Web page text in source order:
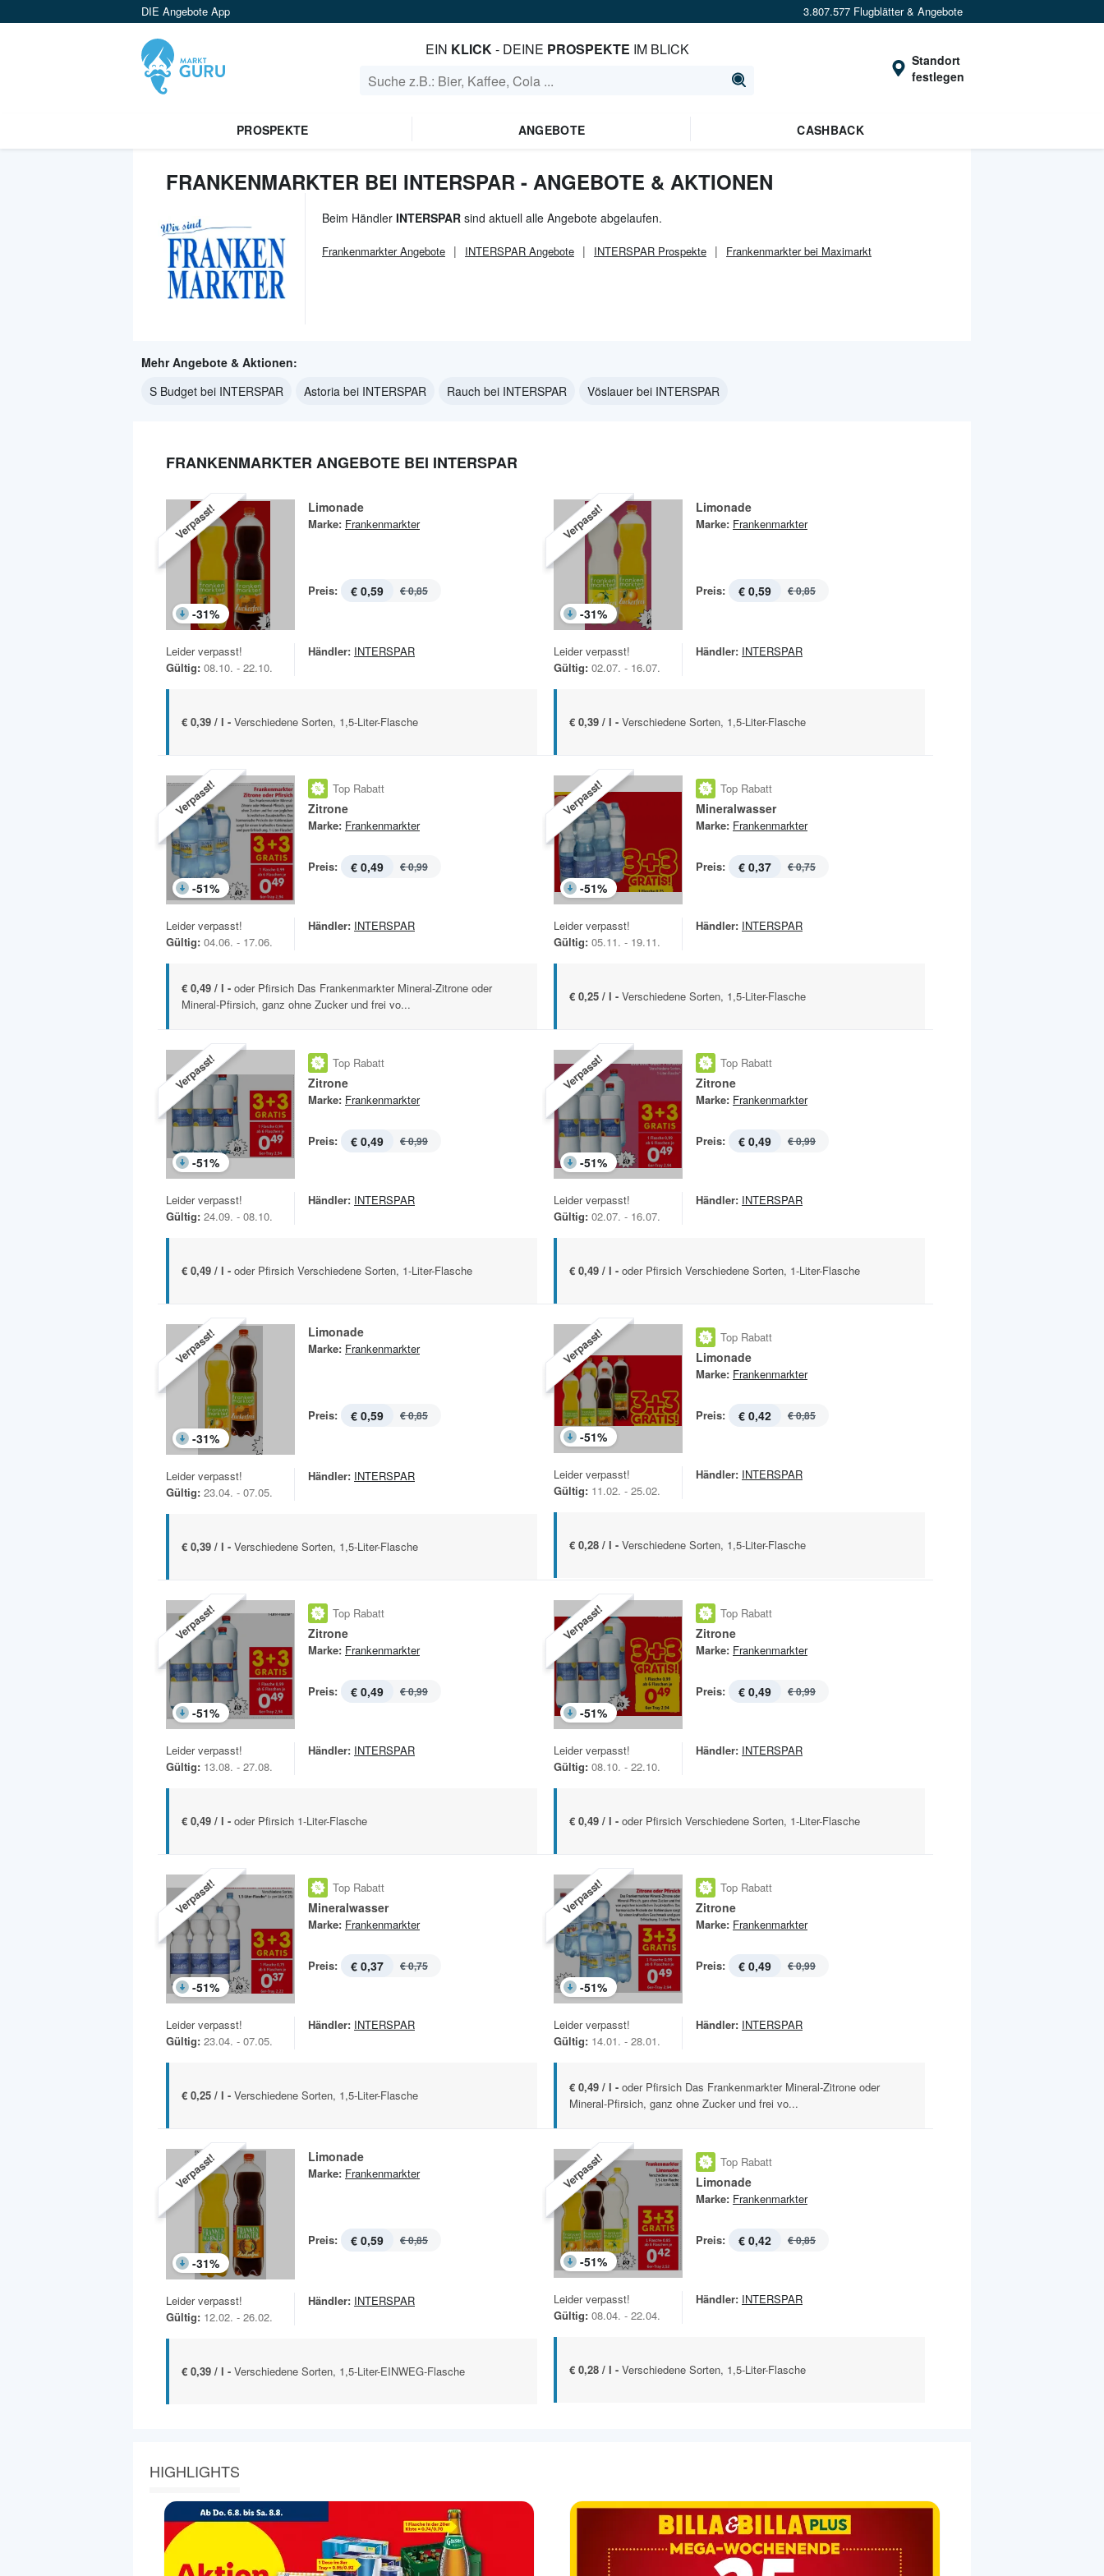
DIE Angebote App 3.807.577 Flugblätter & Angebote
EIN KLICK- DEINE PROSPEKTE IM BLICK
Standort
festlegen
PROSPEKTE ANGEBOTE CASHBACK
FRANKENMARKTER BEI INTERSPAR - ANGEBOTE & AKTIONEN
Beim Händler INTERSPAR sind aktuell alle Angebote abgelaufen.
FrankenmarkterAngebote INTERSPAR Angebote INTERSPAR Prospekte Frankenmarkter bei Maximarkt
Mehr Angebote & Aktionen:
S Budget bei INTERSPAR
Astoria bei INTERSPAR Rauch bei INTERSPAR Vöslauer bei INTERSPAR
FRANKENMARKTER ANGEBOTE BEI INTERSPAR
Verpasst!
-31%
Limonade
Marke: Frankenmarkter
Preis: € 0,59 € 0,85
Leider verpasst!
Gültig: 08.10. - 22.10.
Händler: INTERSPAR
€ 0,39 / l - Verschiedene Sorten, 1,5-Liter-Flasche
Verpasst!
-31%
Limonade
Marke: Frankenmarkter
Preis: € 0,59 € 0,85
Leider verpasst!
Gültig: 02.07. - 16.07.
Händler: INTERSPAR
€ 0,39 / l - Verschiedene Sorten, 1,5-Liter-Flasche
Verpasst!
-51%
Top Rabatt
Zitrone
Marke: Frankenmarkter
Preis: € 0,49 € 0,99
Leider verpasst!
Gültig: 04.06. - 17.06.
Händler: INTERSPAR
€ 0,49 / l - oder Pfirsich Das Frankenmarkter Mineral-Zitrone oder
Mineral-Pfirsich, ganz ohne Zucker und frei vo...
Verpasst!
-51%
Top Rabatt
Mineralwasser
Marke: Frankenmarkter
Preis: € 0,37 € 0,75
Leider verpasst!
Gültig: 05.11. - 19.11.
Händler: INTERSPAR
€ 0,25 / l - Verschiedene Sorten, 1,5-Liter-Flasche
Verpasst!
-51%
Top Rabatt
Zitrone
Marke: Frankenmarkter
Preis: € 0,49 € 0,99
Leider verpasst!
Gültig: 24.09. - 08.10.
Händler: INTERSPAR
€ 0,49 / l - oder Pfirsich Verschiedene Sorten, 1-Liter-Flasche
Verpasst!
-51%
Top Rabatt
Zitrone
Marke: Frankenmarkter
Preis: € 0,49 € 0,99
Leider verpasst!
Gültig: 02.07. - 16.07.
Händler: INTERSPAR
€ 0,49 / l - oder Pfirsich Verschiedene Sorten, 1-Liter-Flasche
Verpasst!
-31%
Limonade
Marke: Frankenmarkter
Preis: € 0,59 € 0,85
Leider verpasst!
Gültig: 23.04. - 07.05.
Händler: INTERSPAR
€ 0,39 / l - Verschiedene Sorten, 1,5-Liter-Flasche
Verpasst!
-51%
Top Rabatt
Limonade
Marke: Frankenmarkter
Preis: € 0,42 € 0,85
Leider verpasst!
Gültig: 11.02. - 25.02.
Händler: INTERSPAR
€ 0,28 / l - Verschiedene Sorten, 1,5-Liter-Flasche
Verpasst!
-51%
Top Rabatt
Zitrone
Marke: Frankenmarkter
Preis: € 0,49 € 0,99
Leider verpasst!
Gültig: 13.08. - 27.08.
Händler: INTERSPAR
€ 0,49 / l - oder Pfirsich 1-Liter-Flasche
Verpasst!
-51%
Top Rabatt
Zitrone
Marke: Frankenmarkter
Preis: € 0,49 € 0,99
Leider verpasst!
Gültig: 08.10. - 22.10.
Händler: INTERSPAR
€ 0,49 / l - oder Pfirsich Verschiedene Sorten, 1-Liter-Flasche
Verpasst!
-51%
Top Rabatt
Mineralwasser
Marke: Frankenmarkter
Preis: € 0,37 € 0,75
Leider verpasst!
Gültig: 23.04. - 07.05.
Händler: INTERSPAR
€ 0,25 / l - Verschiedene Sorten, 1,5-Liter-Flasche
Verpasst!
-51%
Top Rabatt
Zitrone
Marke: Frankenmarkter
Preis: € 0,49 € 0,99
Leider verpasst!
Gültig: 14.01. - 28.01.
Händler: INTERSPAR
€ 0,49 / l - oder Pfirsich Das Frankenmarkter Mineral-Zitrone oder
Mineral-Pfirsich, ganz ohne Zucker und frei vo...
Verpasst!
-31%
Limonade
Marke: Frankenmarkter
Preis: € 0,59 € 0,85
Leider verpasst!
Gültig: 12.02. - 26.02.
Händler: INTERSPAR
€ 0,39 / l - Verschiedene Sorten, 1,5-Liter-EINWEG-Flasche
Verpasst!
-51%
Top Rabatt
Limonade
Marke: Frankenmarkter
Preis: € 0,42 € 0,85
Leider verpasst!
Gültig: 08.04. - 22.04.
Händler: INTERSPAR
€ 0,28 / l - Verschiedene Sorten, 1,5-Liter-Flasche
HIGHLIGHTS